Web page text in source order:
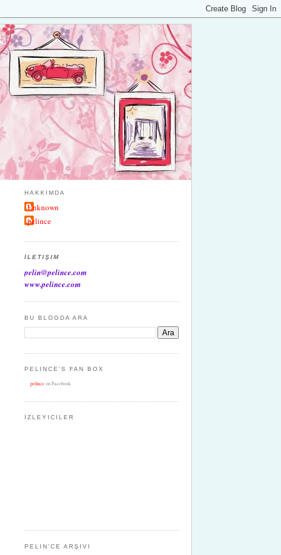
HAKKIMDA
Unknown
pelince
İLETIŞIM
pelin@pelince.com
www.pelince.com
BU BLOGDA ARA
PELINCE'S FAN BOX
pelince on Facebook
İZLEYICILER
PELIN'CE ARŞIVI